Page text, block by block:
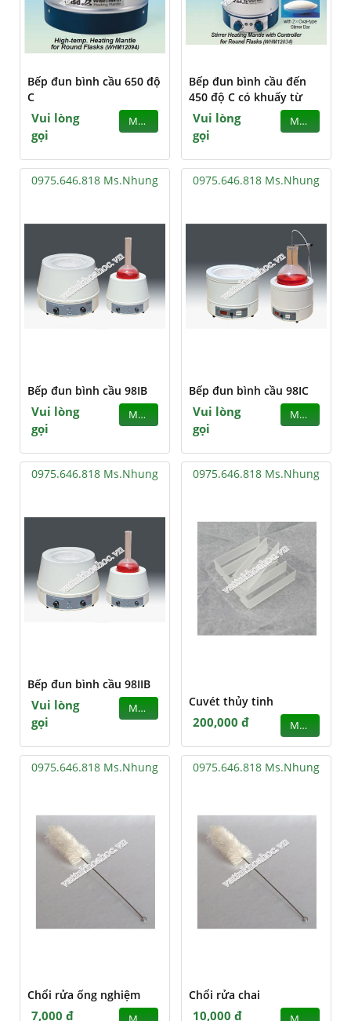
Bếp đun bình cầu 650 độ
C
Vui lòng
gọi
MUA
Bếp đun bình cầu đến
450 độ C có khuấy từ
Vui lòng
gọi
MUA
0975.646.818 Ms.Nhung
Bếp đun bình cầu 98IB
Vui lòng
gọi
MUA
0975.646.818 Ms.Nhung
Bếp đun bình cầu 98IC
Vui lòng
gọi
MUA
0975.646.818 Ms.Nhung
Bếp đun bình cầu 98IIB
Vui lòng
gọi
MUA
0975.646.818 Ms.Nhung
Cuvét thủy tinh
200,000 đ MUA
0975.646.818 Ms.Nhung
Chổi rửa ống nghiệm
7,000 đ
0975.646.818 Ms.Nhung
Chổi rửa chai
10,000 đ